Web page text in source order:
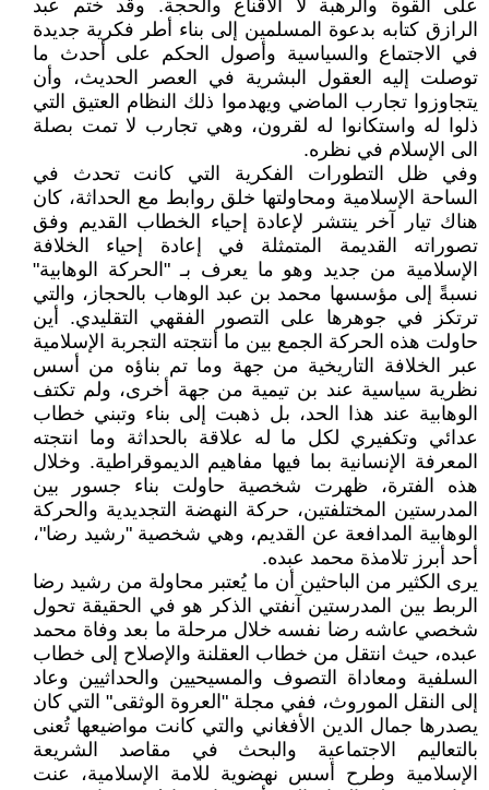
على القوة والرهبة لا الاقناع والحجة. وقد ختم عبد
الرازق كتابه بدعوة المسلمين إلى بناء أطر فكرية جديدة
في الاجتماع والسياسية وأصول الحكم على أحدث ما
توصلت إليه العقول البشرية في العصر الحديث، وأن
يتجاوزوا تجارب الماضي ويهدموا ذلك النظام العتيق التي
ذلوا له واستكانوا له لقرون، وهي تجارب لا تمت بصلة
الى الإسلام في نظره.
وفي ظل التطورات الفكرية التي كانت تحدث في
الساحة الإسلامية ومحاولتها خلق روابط مع الحداثة، كان
هناك تيار آخر ينتشر لإعادة إحياء الخطاب القديم وفق
تصوراته القديمة المتمثلة في إعادة إحياء الخلافة
الإسلامية من جديد وهو ما يعرف بـ "الحركة الوهابية"
نسبةً إلى مؤسسها محمد بن عبد الوهاب بالحجاز، والتي
ترتكز في جوهرها على التصور الفقهي التقليدي. أين
حاولت هذه الحركة الجمع بين ما أنتجته التجربة الإسلامية
عبر الخلافة التاريخية من جهة وما تم بناؤه من أسس
نظرية سياسية عند بن تيمية من جهة أخرى، ولم تكتف
الوهابية عند هذا الحد، بل ذهبت إلى بناء وتبني خطاب
عدائي وتكفيري لكل ما له علاقة بالحداثة وما انتجته
المعرفة الإنسانية بما فيها مفاهيم الديموقراطية. وخلال
هذه الفترة، ظهرت شخصية حاولت بناء جسور بين
المدرستين المختلفتين، حركة النهضة التجديدية والحركة
الوهابية المدافعة عن القديم، وهي شخصية "رشيد رضا"،
أحد أبرز تلامذة محمد عبده.
يرى الكثير من الباحثين أن ما يُعتبر محاولة من رشيد رضا
الربط بين المدرستين آنفتي الذكر هو في الحقيقة تحول
شخصي عاشه رضا نفسه خلال مرحلة ما بعد وفاة محمد
عبده، حيث انتقل من خطاب العقلنة والإصلاح إلى خطاب
السلفية ومعاداة التصوف والمسيحيين والحداثيين وعاد
إلى النقل الموروث، ففي مجلة "العروة الوثقى" التي كان
يصدرها جمال الدين الأفغاني والتي كانت مواضيعها تُعنى
بالتعاليم الاجتماعية والبحث في مقاصد الشريعة
الإسلامية وطرح أسس نهضوية للامة الإسلامية، عنت